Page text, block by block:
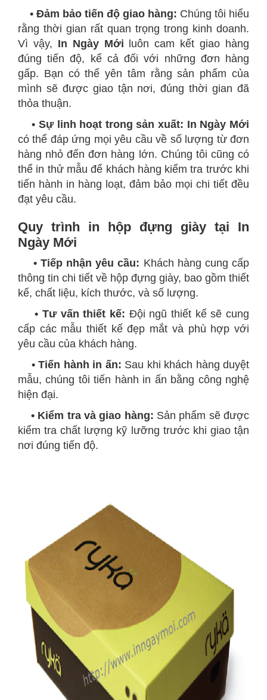
• Đảm bảo tiến độ giao hàng: Chúng tôi hiểu
rằng thời gian rất quan trọng trong kinh doanh.
Vì vậy, In Ngày Mới luôn cam kết giao hàng
đúng tiến độ, kể cả đối với những đơn hàng
gấp. Bạn có thể yên tâm rằng sản phẩm của
mình sẽ được giao tận nơi, đúng thời gian đã
thỏa thuận.
• Sự linh hoạt trong sản xuất: In Ngày Mới
có thể đáp ứng mọi yêu cầu về số lượng từ đơn
hàng nhỏ đến đơn hàng lớn. Chúng tôi cũng có
thể in thử mẫu để khách hàng kiểm tra trước khi
tiến hành in hàng loạt, đảm bảo mọi chi tiết đều
đạt yêu cầu.
Quy trình in hộp đựng giày tại In
Ngày Mới
• Tiếp nhận yêu cầu: Khách hàng cung cấp
thông tin chi tiết về hộp đựng giày, bao gồm thiết
kế, chất liệu, kích thước, và số lượng.
• Tư vấn thiết kế: Đội ngũ thiết kế sẽ cung
cấp các mẫu thiết kế đẹp mắt và phù hợp với
yêu cầu của khách hàng.
• Tiến hành in ấn: Sau khi khách hàng duyệt
mẫu, chúng tôi tiến hành in ấn bằng công nghệ
hiện đại.
• Kiểm tra và giao hàng: Sản phẩm sẽ được
kiểm tra chất lượng kỹ lưỡng trước khi giao tận
nơi đúng tiến độ.